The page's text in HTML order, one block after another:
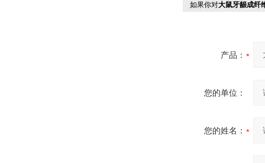
如果你对大鼠牙龈成纤
产品：
您的单位：
您的姓名：